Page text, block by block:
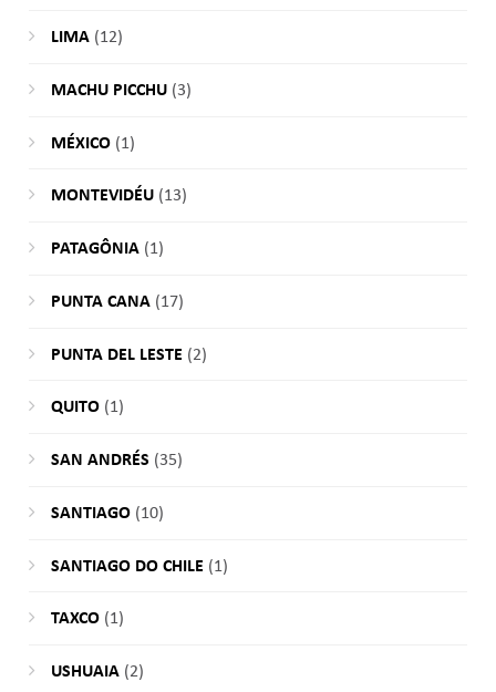
LIMA(12)
MACHU PICCHU(3)
MÉXICO(1)
MONTEVIDÉU(13)
PATAGÔNIA(1)
PUNTA CANA(17)
PUNTA DEL LESTE (2)
QUITO(1)
SAN ANDRÉS (35)
SANTIAGO(10)
SANTIAGO DO CHILE (1)
TAXCO(1)
USHUAIA(2)